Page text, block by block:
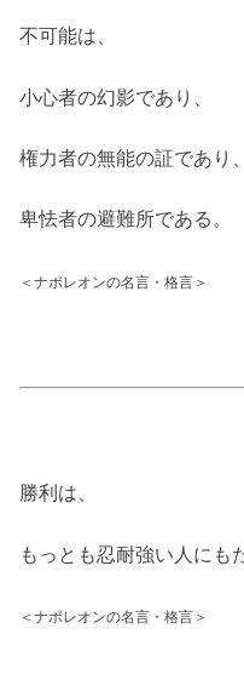
不可能は、
小心者の幻影であり、
権力者の無能の証であり、
卑怯者の避難所である。
＜ナポレオンの名言・格言＞
勝利は、
もっとも忍耐強い人にも
＜ナポレオンの名言・格言＞